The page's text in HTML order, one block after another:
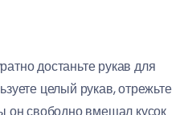
достаньте рукав для
целый рукав, отрежьте